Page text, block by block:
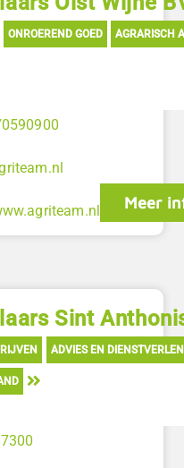
ONROEREND GOED AGRARISCH
Meer
Sint
ADVIES EN